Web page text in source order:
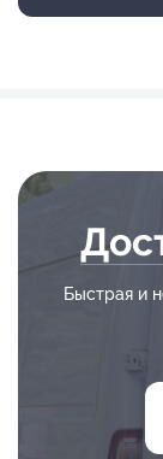
Быстрая и